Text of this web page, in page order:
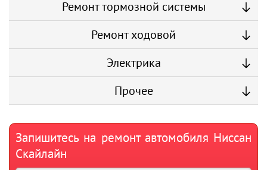
Ремонт тормозной системы
Ремонт ходовой
Электрика
Прочее
Запишитесь на ремонт автомобиля Ниссан
Скайлайн